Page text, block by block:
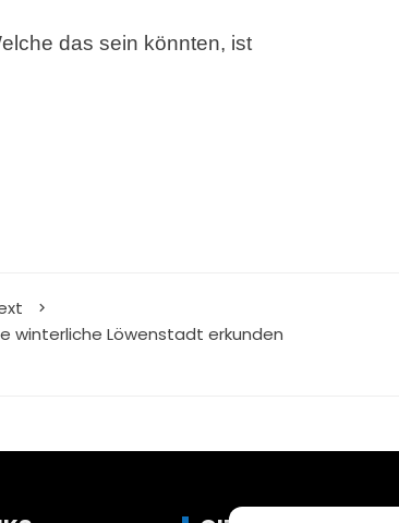
das sein könnten, ist
winterliche Löwenstadt erkunden